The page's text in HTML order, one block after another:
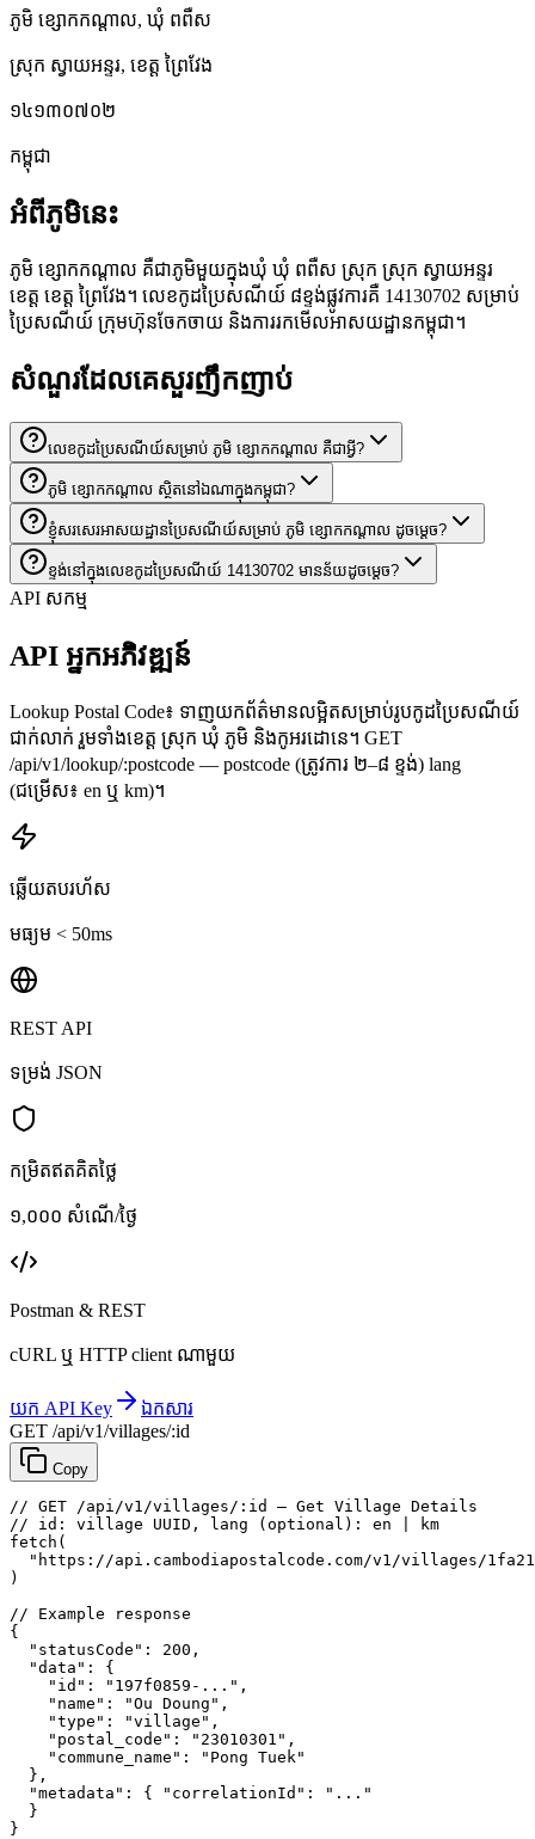
ភូមិ ខ្សោកកណ្ដាល, ឃុំ ពពឺស
ស្រុក ស្វាយអន្ទរ, ខេត្ត ព្រៃវែង
១៤១៣០៧០២
កម្ពុជា
អំពីភូមិនេះ
ភូមិ ខ្សោកកណ្ដាល គឺជាភូមិមួយក្នុងឃុំ ឃុំ ពពឺស ស្រុក ស្រុក ស្វាយអន្ទរ
ខេត្ត ខេត្ត ព្រៃវែង។ លេខកូដប្រៃសណីយ៍ ៨ខ្ទង់ផ្លូវការគឺ 14130702 សម្រាប់
ប្រៃសណីយ៍ ក្រុមហ៊ុនចែកចាយ និងការរកមើលអាសយដ្ឋានកម្ពុជា។
សំណួរដែលគេសួរញឹកញាប់
លេខកូដប្រៃសណីយ៍សម្រាប់ ភូមិ ខ្សោកកណ្ដាល គឺជាអ្វី?
ភូមិ ខ្សោកកណ្ដាល ស្ថិតនៅឯណាក្នុងកម្ពុជា?
ខ្ញុំសរសេរអាសយដ្ឋានប្រៃសណីយ៍សម្រាប់ ភូមិ ខ្សោកកណ្ដាល ដូចម្តេច?
ខ្ទង់នៅក្នុងលេខកូដប្រៃសណីយ៍ 14130702 មានន័យដូចម្តេច?
API សកម្ម
API អ្នកអភិវឌ្ឍន៍
Lookup Postal Code៖ ទាញយកព័ត៌មានលម្អិតសម្រាប់រូបកូដប្រៃសណីយ៍
ជាក់លាក់ រួមទាំងខេត្ត ស្រុក ឃុំ ភូមិ និងកូអរដោនេ។ GET
/api/v1/lookup/:postcode — postcode (ត្រូវការ ២–៨ ខ្ទង់) lang
(ជម្រើស៖ en ឬ km)។
ឆ្លើយតបរហ័ស
មធ្យម < 50ms
REST API
ទម្រង់ JSON
កម្រិតឥតគិតថ្លៃ
១,០០០ សំណើ/ថ្ងៃ
Postman & REST
cURL ឬ HTTP client ណាមួយ
យក API Key
ឯកសារ
GET /api/v1/villages/:id
Copy
// GET /api/v1/villages/:id — Get Village Details
// id: village UUID, lang (optional): en | km
fetch (
"https://api.cambodiapostalcode.com/v1/villages/
)
// Example response
{
"statusCode" : 200 ,
"data" : {
"id" : "197f0859-..." ,
"name" : "Ou Doung" ,
"type" : "village" ,
"postal_code" : "23010301" ,
"commune_name" :
"Pong Tuek"
},
"metadata" : { "correlationId" :
"..."
}
}